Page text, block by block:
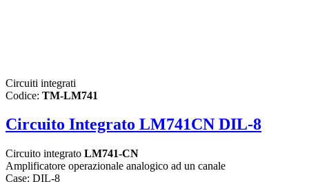
Circuiti integrati
Codice: TM-LM741
Circuito Integrato LM741CN DIL-8
Circuito integrato LM741-CN
Amplificatore operazionale analogico ad un canale
Case: DIL-8